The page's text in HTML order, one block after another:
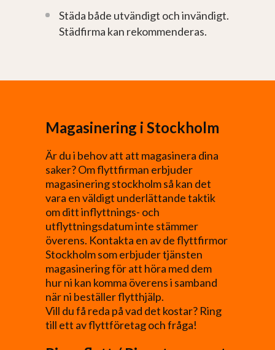
Städa både utvändigt och invändigt.
Städfirma kan rekommenderas.
Magasinering i Stockholm
Är du i behov att att magasinera dina
saker? Om flyttfirman erbjuder
magasinering stockholm så kan det
vara en väldigt underlättande taktik
om ditt inflyttnings- och
utflyttningsdatum inte stämmer
överens. Kontakta en av de flyttfirmor
Stockholm som erbjuder tjänsten
magasinering för att höra med dem
hur ni kan komma överens i samband
när ni beställer flytthjälp.
Vill du få reda på vad det kostar? Ring
till ett av flyttföretag och fråga!